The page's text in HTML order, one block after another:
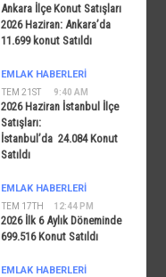
Ankara İlçe Konut Satışları
2026 Haziran: Ankara’da
11.699 konut Satıldı
TEM 21ST 9:40 AM
EMLAK HABERLERI
2026 Haziran İstanbul İlçe
Satışları:
İstanbul’da 24.084 Konut
Satıldı
TEM 17TH 12:44 PM
EMLAK HABERLERI
2026 İlk 6 Aylık Döneminde
699.516 Konut Satıldı
EMLAK HABERLERI